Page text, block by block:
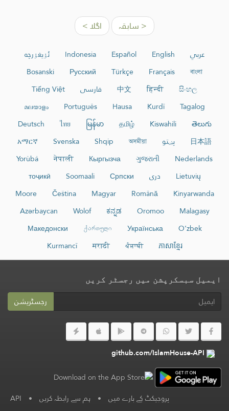
< سابقہ اگلا >
عربي English
Español
Indonesia
ئۇيغۇرچە
বাংলা
Français
Türkçe
Русский
Bosanski
සිංහල
हिन्दी
中文 فارسی
Tiếng Việt
Tagalog
Kurdî
Hausa
Português
മലയാളം
తెలుగు
Kiswahili
தமிழ்
မြန်မာ
ไทย
Deutsch
日本語
پښتو অসমীয়া
Shqip
Svenska
አማርኛ
Nederlands
ગુજરાતી
Кыргызча
नेपाली
Yorùbá
Lietuvių
دری Српски
Soomaali
тоҷикӣ
Kinyarwanda
Română
Magyar
Čeština
Moore
Malagasy
Oromoo
ಕನ್ನಡ
Wolof
Azərbaycan
O‘zbek
Українська
ქართული
Македонски
ភាសាខ្មែរ
ਪੰਜਾਬੀ
मराठी
Kurmancî
ایمیل سبسکرپشن میں رجسٹر کریں
رجسٹریشن
github.com/IslamHouse-API
پروجیکٹ کے بارے میں • ہم سے رابطہ کریں •
API